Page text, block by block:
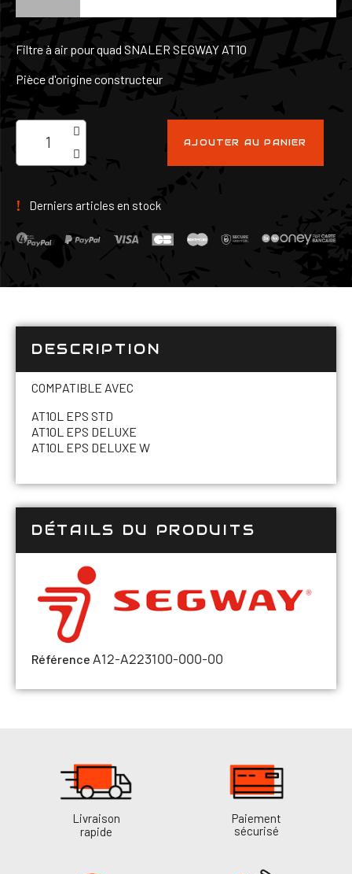
Filtre à air pour quad SNALER SEGWAY AT10
Pièce d'origine constructeur
AJOUTER AU PANIER
Derniers articles en stock
DESCRIPTION
COMPATIBLE AVEC
AT10L EPS STD
AT10L EPS DELUXE
AT10L EPS DELUXE W
DÉTAILS DU PRODUITS
Référence A12-A223100-000-00
Livraison
rapide
Paiement
sécurisé